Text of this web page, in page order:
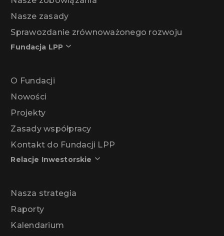
Nasze zasady
Sprawozdanie zrównoważonego rozwoju
Fundacja LPP
O Fundacji
Nowości
Projekty
Zasady współpracy
Kontakt do Fundacji LPP
Relacje Inwestorskie
Nasza strategia
Raporty
Kalendarium